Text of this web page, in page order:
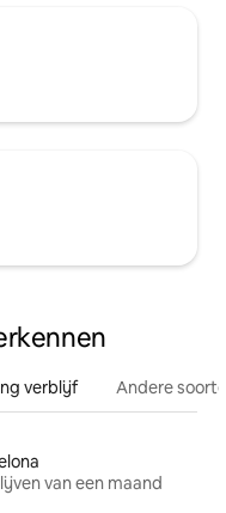
verblijf Andere
van een maand